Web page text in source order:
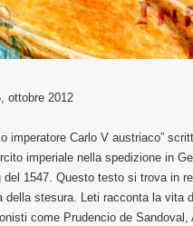
ottobre 2012
imperatore Carlo V austriaco”
imperiale nella spedizione in
1547. Questo testo si trova in
stesura. Leti racconta la vita
come Prudencio de